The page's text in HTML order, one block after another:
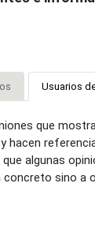
Usuarios
que
hacen
algunas
sino a